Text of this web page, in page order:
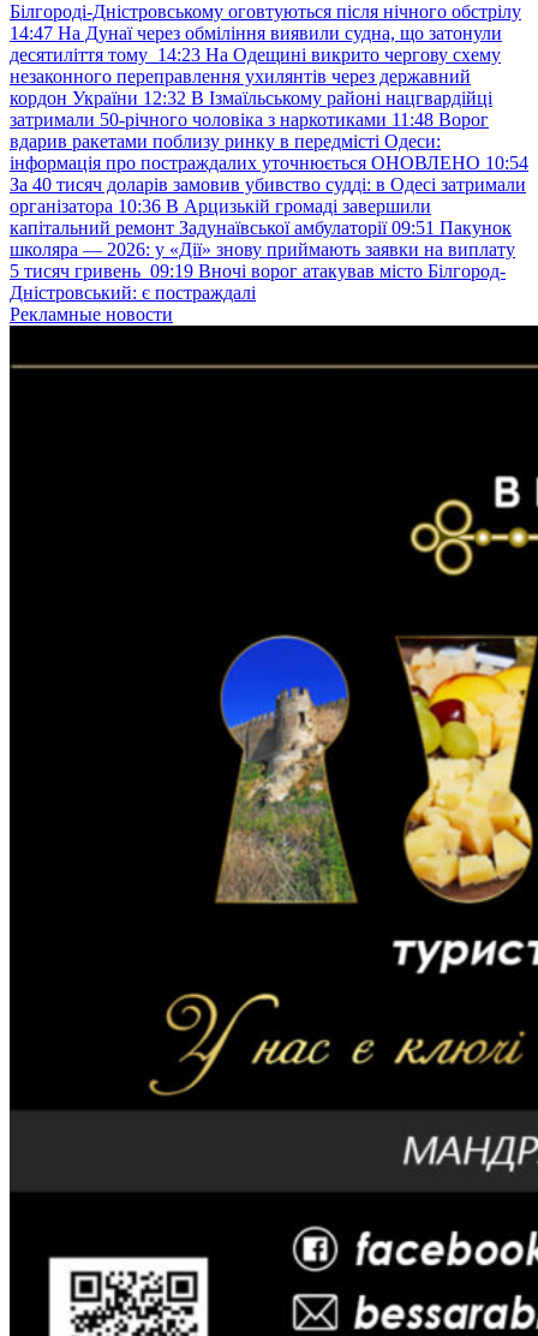
Білгороді-Дністровському оговтуються після нічного обстрілу
14:47 На Дунаї через обміління виявили судна, що затонули
десятиліття тому 14:23 На Одещині викрито чергову схему
незаконного переправлення ухилянтів через державний
кордон України 12:32 В Ізмаїльському районі нацгвардійці
затримали 50-річного чоловіка з наркотиками 11:48 Ворог
вдарив ракетами поблизу ринку в передмісті Одеси:
інформація про постраждалих уточнюється ОНОВЛЕНО 10:54
За 40 тисяч доларів замовив убивство судді: в Одесі затримали
організатора 10:36 В Арцизькій громаді завершили
капітальний ремонт Задунаївської амбулаторії 09:51 Пакунок
школяра — 2026: у «Дії» знову приймають заявки на виплату
5 тисяч гривень 09:19 Вночі ворог атакував місто Білгород-
Дністровський: є постраждалі
Рекламные новости